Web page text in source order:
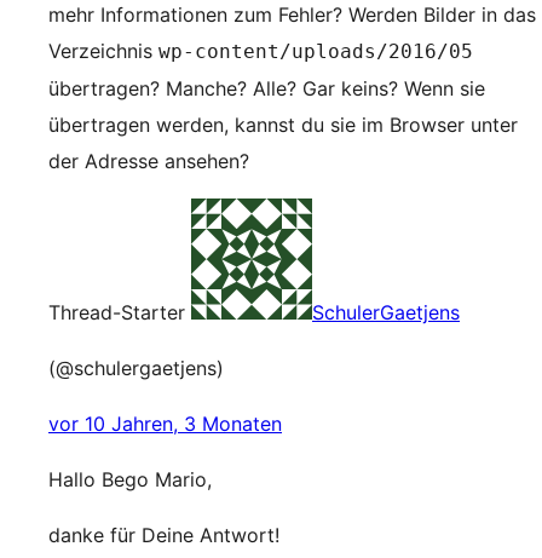
mehr Informationen zum Fehler? Werden Bilder in das
Verzeichnis wp-content/uploads/2016/05
übertragen? Manche? Alle? Gar keins? Wenn sie
übertragen werden, kannst du sie im Browser unter
der Adresse ansehen?
Thread-Starter SchulerGaetjens
(@schulergaetjens)
vor 10 Jahren, 3 Monaten
Hallo Bego Mario,
danke für Deine Antwort!